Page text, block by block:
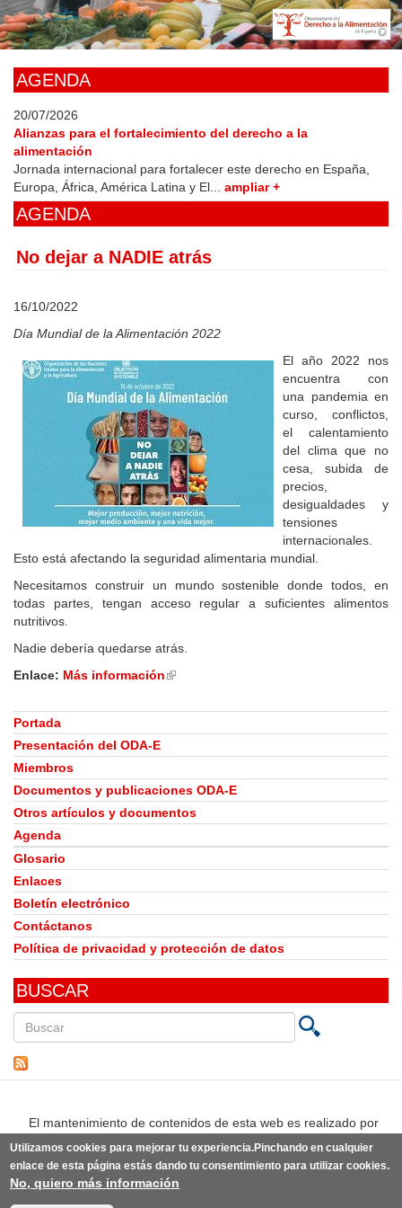
Skip
to
main
AGENDA
20/07/2026
Alianzas para el fortalecimiento del derecho a la
alimentación
Jornada internacional para fortalecer este derecho en España,
Europa, África, América Latina y El... ampliar +
AGENDA
No dejar a NADIE atrás
16/10/2022
Día Mundial de la Alimentación 2022
El año 2022 nos
encuentra con
una pandemia en
curso, conflictos,
el calentamiento
del clima que no
cesa, subida de
precios,
desigualdades y
tensiones
internacionales.
Esto está afectando la seguridad alimentaria mundial.
Necesitamos construir un mundo sostenible donde todos, en
todas partes, tengan acceso regular a suficientes alimentos
nutritivos.
Nadie debería quedarse atrás.
Enlace: Más información(link
external)
Portada
Presentación del ODA-E
Miembros
Documentos y publicaciones ODA-E
Otros artículos y documentos
Agenda
Glosario
Enlaces
Boletín electrónico
Contáctanos
Política de privacidad y protección de datos
BUSCAR
en
El mantenimiento de contenidos de esta web es realizado por
idea original de knoWare y diseño original de
Utilizamos cookies para mejorar tu experiencia.Pinchando en cualquier
enlace de esta página estás dando tu consentimiento para utilizar cookies.
No, quiero más información